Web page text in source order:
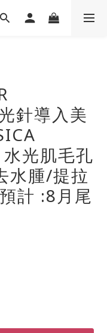
針導入美
光肌毛孔
水腫/提拉
計 :8月尾